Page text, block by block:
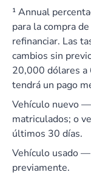
¹ Annual
para la compra
refinanciar. Las
cambios sin
20,000 dólares a
tendrá un pago
Vehículo nuevo
matriculados; o
últimos 30 días.
Vehículo usado
previamente.